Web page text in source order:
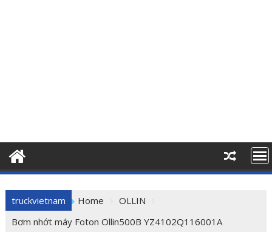
truckvietnam Home
OLLIN
Bơm nhớt máy Foton Ollin500B YZ4102Q116001A